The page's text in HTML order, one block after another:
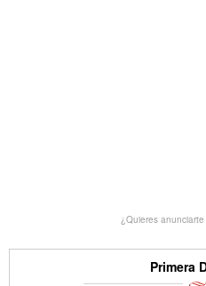
¿Quieres
Primera